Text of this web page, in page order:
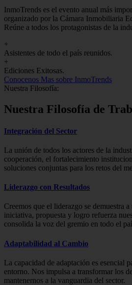
InmoTrends es el evento anual más
organizado por la Cámara Inmobiliaria
Reúne a todos los protagonistas de la
+
Asistentes de todo el país reunidos.
+
Ediciones Exitosas.
Conocenos Mas sobre InmoTrends
Nuestra Filosofía:
Nuestra Filosofía de
Integración del Sector
La unión de todos los actores de la
cooperación, el fortalecimiento
soluciones conjuntas para los retos del
Liderazgo con Resultados
Creemos que el liderazgo se demuestra
iniciativa, propuesta y logro refuerza
consolida la voz del gremio en todo el
Adaptabilidad al Cambio
La capacidad de adaptación es esencial
entorno. Nos impulsa a transformar los
mantenernos a la vanguardia del sector.